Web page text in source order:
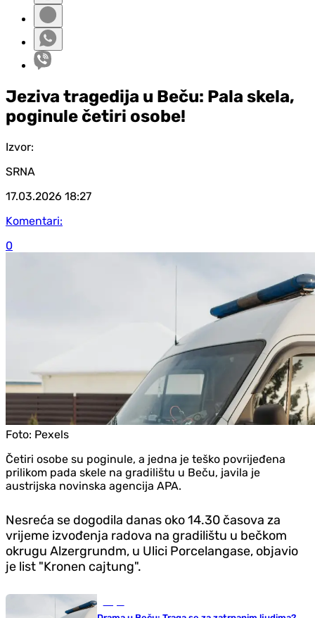
Jeziva tragedija u Beču: Pala skela,
poginule četiri osobe!
Izvor:
SRNA
17.03.2026 18:27
Komentari:
0
Foto: Pexels
Četiri osobe su poginule, a jedna je teško povrijeđena
prilikom pada skele na gradilištu u Beču, javila je
austrijska novinska agencija APA.
Nesreća se dogodila danas oko 14.30 časova za
vrijeme izvođenja radova na gradilištu u bečkom
okrugu Alzergrundm, u Ulici Porcelangase, objavio
je list "Kronen cajtung".